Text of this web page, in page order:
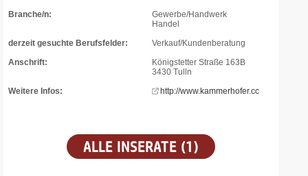
Branche/n:
Gewerbe/Handwerk
Handel
derzeit gesuchte Berufsfelder:
Verkauf/Kundenberatung
Anschrift:
Königstetter Straße 163B
3430 Tulln
Weitere Infos:
http://www.kammerhofer.cc
ALLE INSERATE (1)